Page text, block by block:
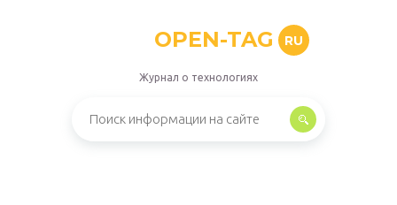
OPEN-TAG RU
Журнал о технологиях